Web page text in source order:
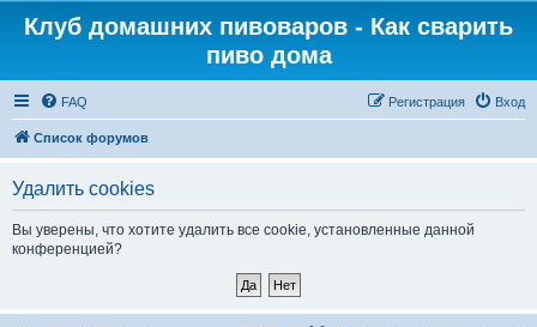
Клуб домашних пивоваров - Как cварить
пиво дома
FAQ Вход
Регистрация
Список форумов
Удалить cookies
Вы уверены, что хотите удалить все cookie, установленные данной
конференцией?